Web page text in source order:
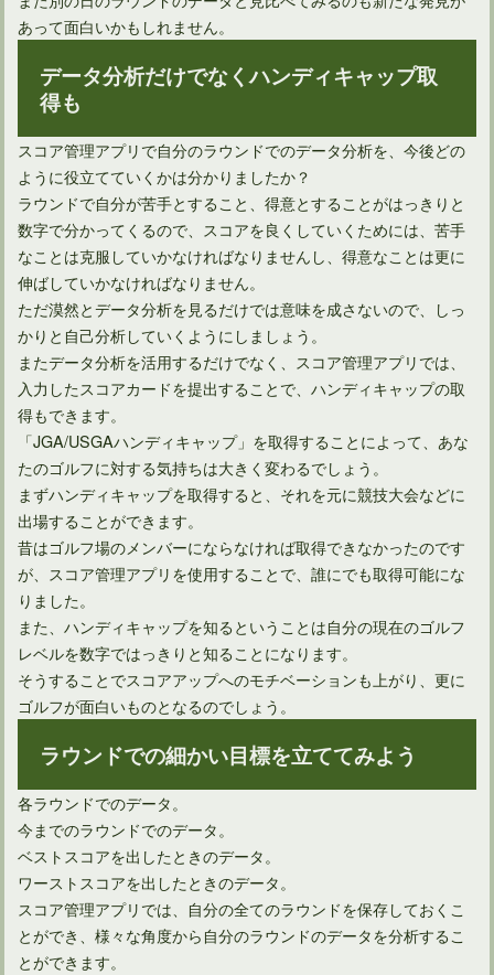
あって面白いかもしれません。
データ分析だけでなくハンディキャップ取
得も
スコア管理アプリで自分のラウンドでのデータ分析を、今後どの
ように役立てていくかは分かりましたか？
ラウンドで自分が苦手とすること、得意とすることがはっきりと
数字で分かってくるので、スコアを良くしていくためには、苦手
なことは克服していかなければなりませんし、得意なことは更に
伸ばしていかなければなりません。
ただ漠然とデータ分析を見るだけでは意味を成さないので、しっ
かりと自己分析していくようにしましょう。
またデータ分析を活用するだけでなく、スコア管理アプリでは、
入力したスコアカードを提出することで、ハンディキャップの取
得もできます。
「JGA/USGAハンディキャップ」を取得することによって、あな
たのゴルフに対する気持ちは大きく変わるでしょう。
まずハンディキャップを取得すると、それを元に競技大会などに
出場することができます。
昔はゴルフ場のメンバーにならなければ取得できなかったのです
が、スコア管理アプリを使用することで、誰にでも取得可能にな
りました。
また、ハンディキャップを知るということは自分の現在のゴルフ
レベルを数字ではっきりと知ることになります。
そうすることでスコアアップへのモチベーションも上がり、更に
ゴルフが面白いものとなるのでしょう。
ラウンドでの細かい目標を立ててみよう
各ラウンドでのデータ。
今までのラウンドでのデータ。
ベストスコアを出したときのデータ。
ワーストスコアを出したときのデータ。
スコア管理アプリでは、自分の全てのラウンドを保存しておくこ
とができ、様々な角度から自分のラウンドのデータを分析するこ
とができます。